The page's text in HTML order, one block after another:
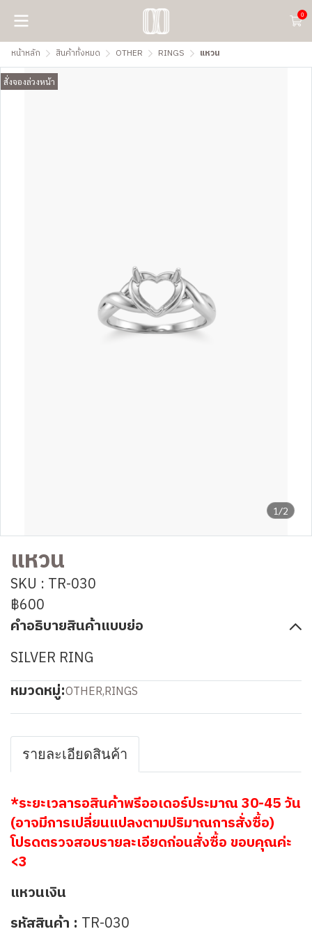
0
หน้าหลัก สินค้าทั้งหมด OTHER RINGS แหวน
1/2
สั่งจองล่วงหน้า
แหวน
SKU : TR-030
฿600
คำอธิบายสินค้าแบบย่อ
SILVER RING
หมวดหมู่:OTHER,RINGS
รายละเอียดสินค้า
*ระยะเวลารอสินค้าพรีออเดอร์ประมาณ 30-45 วัน
(อาจมีการเปลี่ยนแปลงตามปริมาณการสั่งซื้อ)
โปรดตรวจสอบรายละเอียดก่อนสั่งซื้อ ขอบคุณค่ะ
<3
แหวนเงิน
รหัสสินค้า : TR-030